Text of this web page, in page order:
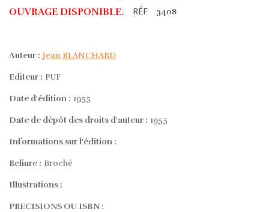
OUVRAGE DISPONIBLE. RÉF 3408
Auteur : Jean BLANCHARD
Editeur : PUF
Date d'édition : 1955
Date de dépôt des droits d'auteur : 1955
Informations sur l'édition :
Reliure : Broché
Illustrations :
PRECISIONS OU ISBN :